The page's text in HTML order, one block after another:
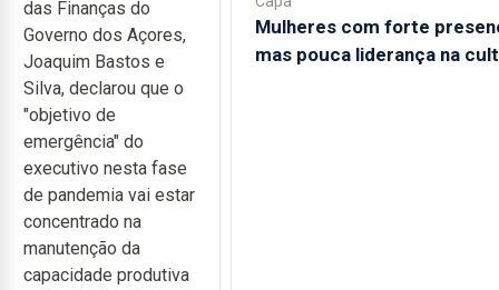
das Finanças do
Governo dos Açores,
Joaquim Bastos e
Silva, declarou que o
"objetivo de
emergência" do
executivo nesta fase
de pandemia vai estar
concentrado na
manutenção da
capacidade produtiva
Mulheres com forte
mas pouca liderança na